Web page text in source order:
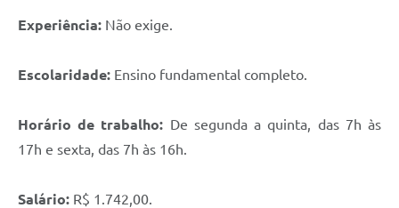
Experiência: Não exige.
Escolaridade: Ensino fundamental completo.
Horário de trabalho: De segunda a quinta, das 7h às
17h e sexta, das 7h às 16h.
Salário: R$ 1.742,00.